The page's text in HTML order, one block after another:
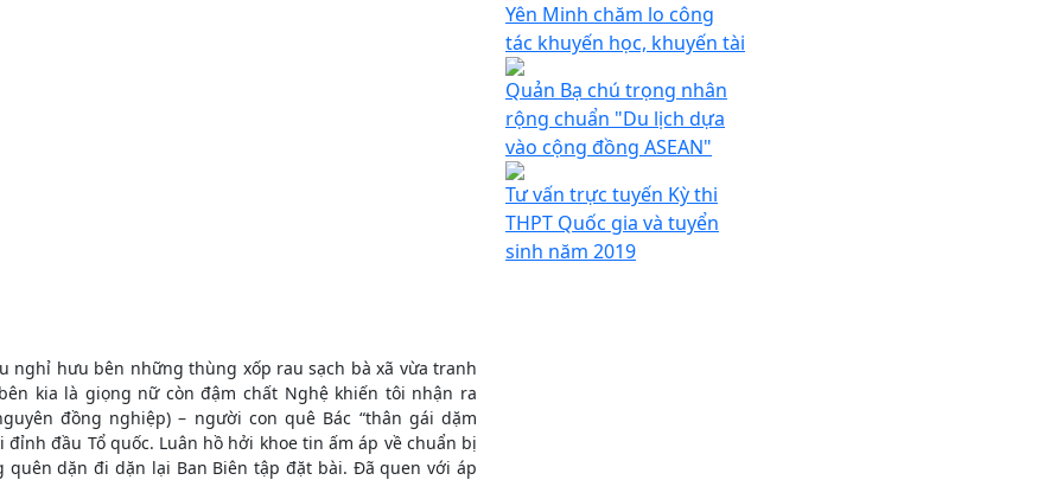
nghỉ hưu bên những thùng xốp rau sạch bà xã vừa tranh
kia là giọng nữ còn đậm chất Nghệ khiến tôi nhận ra
đồng nghiệp) – người con quê Bác “thân gái dặm
đầu Tổ quốc. Luân hồ hởi khoe tin ấm áp về chuẩn bị
quên dặn đi dặn lại Ban Biên tập đặt bài. Đã quen với áp
Yên Minh chăm lo công
tác khuyến học, khuyến tài
Quản Bạ chú trọng nhân
rộng chuẩn "Du lịch dựa
vào cộng đồng ASEAN"
Tư vấn trực tuyến Kỳ thi
THPT Quốc gia và tuyển
sinh năm 2019